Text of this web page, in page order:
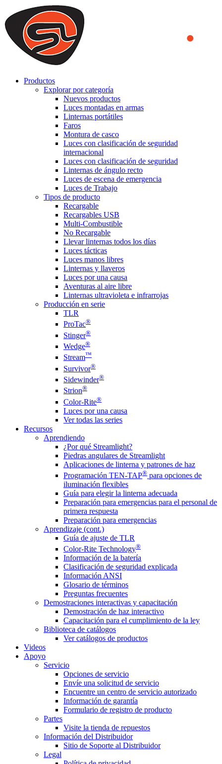
We use cookies to ensure that we provide you the best experience
on our website. By continuing to browse this website, you accept
that cookies are used to help us analyze how the website is used and
to offer you a better experience. To learn more or to find out how
you can disable cookies, you can access our
Productos
Explorar por categoría
Nuevos productos
Luces montadas en armas
Linternas portátiles
Faros
Montura de casco
Luces con clasificación de seguridad
internacional
Luces con clasificación de seguridad
Linternas de ángulo recto
Luces de escena de emergencia
Luces de Trabajo
Tipos de producto
Recargable
Recargables USB
Multi-Combustible
No Recargable
Llevar linternas todos los días
Luces tácticas
Luces manos libres
Linternas y llaveros
Luces por una causa
Aventuras al aire libre
Linternas ultravioleta e infrarrojas
Producción en serie
TLR
ProTac®
Stinger®
Wedge®
Stream™
Survivor®
Sidewinder®
Strion®
Color-Rite®
Luces por una causa
Ver todas las series
Recursos
Aprendiendo
¿Por qué Streamlight?
Piedras angulares de Streamlight
Aplicaciones de linterna y patrones de haz
Programación TEN-TAP® para opciones de
iluminación flexibles
Guía para elegir la linterna adecuada
Preparación para emergencias para el personal de
primera respuesta
Preparación para emergencias
Aprendizaje (cont.)
Guía de ajuste de TLR
Color-Rite Technology®
Información de la batería
Clasificación de seguridad explicada
Información ANSI
Glosario de términos
Preguntas frecuentes
Demostraciones interactivas y capacitación
Demostración de haz interactivo
Capacitación para el cumplimiento de la ley
Biblioteca de catálogos
Ver catálogos de productos
Videos
Apoyo
Servicio
Opciones de servicio
Envíe una solicitud de servicio
Encuentre un centro de servicio autorizado
Información de garantía
Formulario de registro de producto
Partes
Visite la tienda de repuestos
Información del Distribuidor
Sitio de Soporte al Distribuidor
Legal